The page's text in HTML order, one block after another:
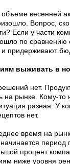
весенней
Вопрос,
Если у части
по
и придерживают
выживать в
нет.
на рынке. Кому-
разная. У
нет.
время на
начинается
процент
ниже уровня